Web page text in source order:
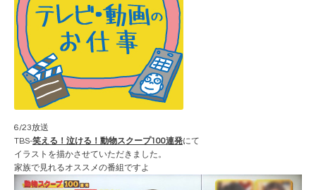
6/23放送
TBS-笑える！泣ける！動物スクープ100連発にて
イラストを描かさせていただきました。
家族で見れるオススメの番組ですよ